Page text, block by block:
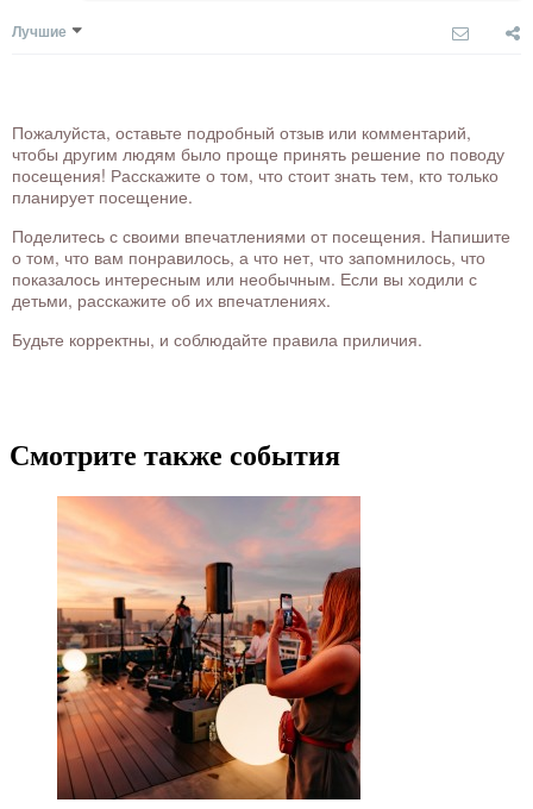
Лучшие
Пожалуйста, оставьте подробный отзыв или комментарий,
чтобы другим людям было проще принять решение по поводу
посещения! Расскажите о том, что стоит знать тем, кто только
планирует посещение.
Поделитесь с своими впечатлениями от посещения. Напишите
о том, что вам понравилось, а что нет, что запомнилось, что
показалось интересным или необычным. Если вы ходили с
детьми, расскажите об их впечатлениях.
Будьте корректны, и соблюдайте правила приличия.
Смотрите также события